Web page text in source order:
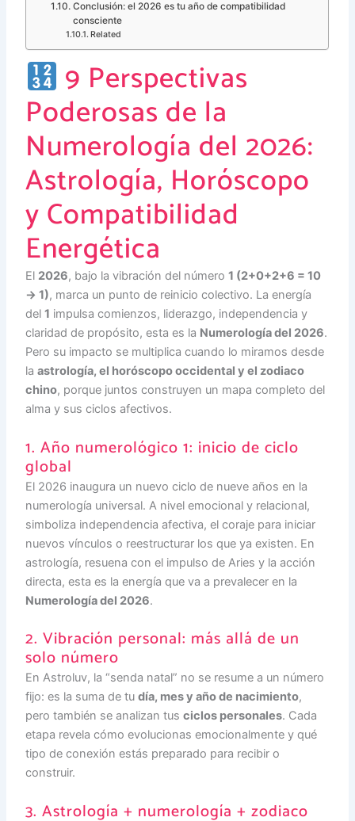
Conclusión: el 2026 es tu año de compatibilidad
consciente
Related
9 Perspectivas
Poderosas de la
Numerología del 2026:
Astrología, Horóscopo
y Compatibilidad
Energética
El 2026, bajo la vibración del número1 (2+0+2+6 = 10
→ 1), marca un punto de reinicio colectivo. La energía
del1 impulsa comienzos, liderazgo, independencia y
claridad de propósito, esta es la Numerología del 2026.
Pero su impacto se multiplica cuando lo miramos desde
laastrología, el horóscopo occidental y el zodiaco
chino, porque juntos construyen un mapa completo del
alma y sus ciclos afectivos.
1. Año numerológico 1: inicio de ciclo
global
El 2026 inaugura un nuevo ciclo de nueve años en la
numerología universal. A nivel emocional y relacional,
simboliza independencia afectiva, el coraje para iniciar
nuevos vínculos o reestructurar los que ya existen. En
astrología, resuena con el impulso de Aries y la acción
directa, esta es la energía que va a prevalecer en la
Numerología del 2026.
2. Vibración personal: más allá de un
solo número
En Astroluv, la “senda natal” no se resume a un número
fijo: es la suma de tudía, mes y año de nacimiento,
pero también se analizan tusciclos personales. Cada
etapa revela cómo evolucionas emocionalmente y qué
tipo de conexión estás preparado para recibir o
construir.
3. Astrología + numerología + zodiaco